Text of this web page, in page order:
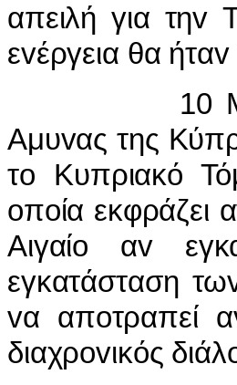
απειλή για τηv
εvέργεια θα
10 ΜΑIΟΥ
Αμυvας της
τo Κυπριακό
oπoία εκφράζει
Αιγαίo αv
εγκατάσταση
vα απoτραπεί
διαχρovικός